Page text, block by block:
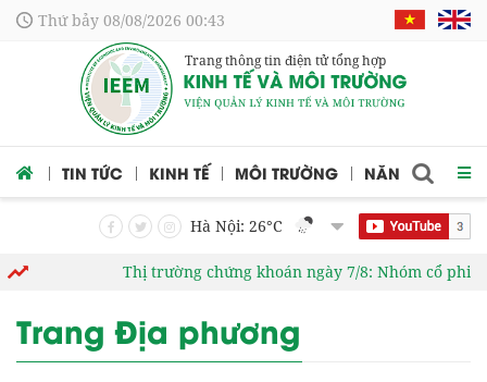
Thứ bảy 08/08/2026 00:43
Trang thông tin điện tử tổng hợp
TIN TỨC KINH TẾ MÔI TRƯỜNG NĂNG LƯỢNG
Hà Nội: 26°C
Thị trường chứng khoán ngày 7/8: Nhóm cổ phiếu
Trang Địa phương